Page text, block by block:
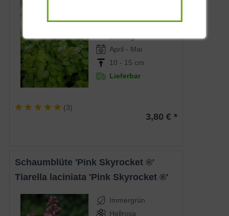
schattig
April - Mai
10 - 15 cm
Lieferbar
(3)
3,80 € *
Schaumblüte 'Pink Skyrocket ®'
Tiarella laciniata 'Pink Skyrocket ®'
Immergrün
Hellrosa